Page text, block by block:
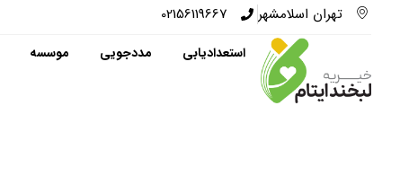
تهران اسلامشهر 02156119667
استعدادیابی مددجویی موسسه